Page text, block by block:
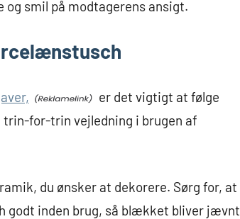
smil på modtagerens ansigt.
er det vigtigt at følge
trin-for-trin vejledning i brugen af
du ønsker at dekorere. Sørg for, at
godt inden brug, så blækket bliver jævnt